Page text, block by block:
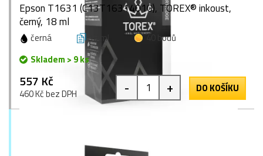
Epson T1631 (C13T16314010), TOREX® inkoust,
černý, 18 ml
černá 18 ml
40 bodů
Skladem > 9 ks
557 Kč
460 Kč bez DPH - + DO KOŠÍKU